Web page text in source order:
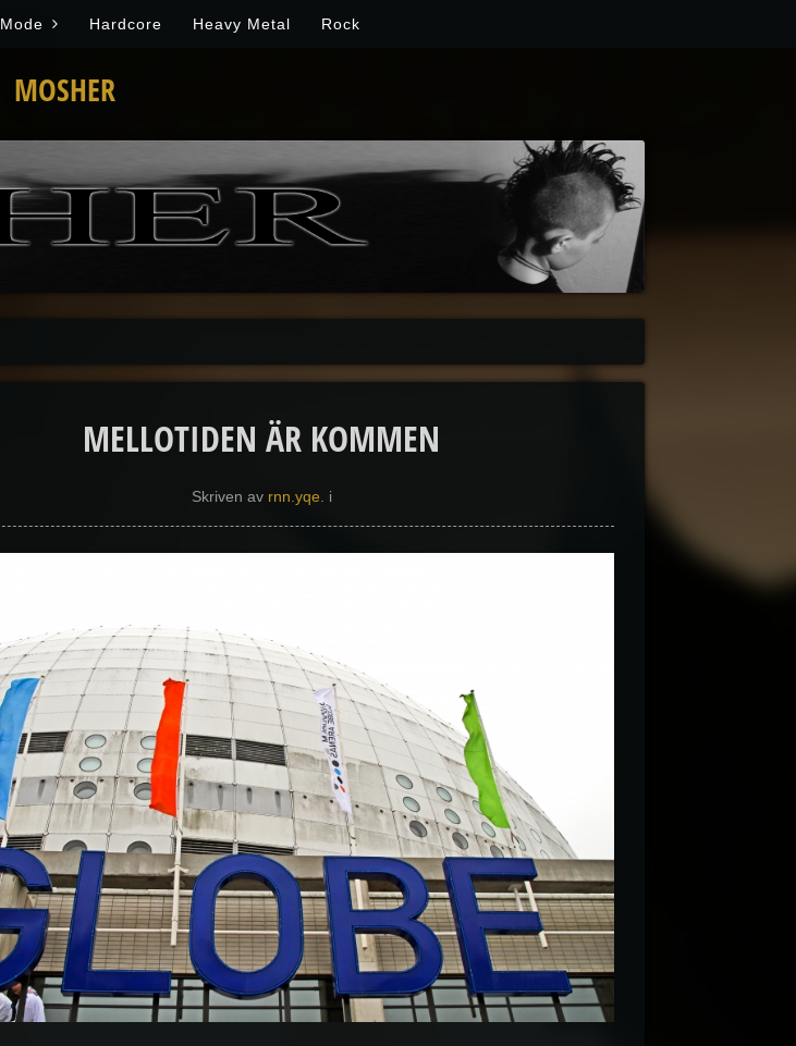
Mode Hardcore Heavy Metal Rock
MOSHER
MELLOTIDEN ÄR KOMMEN
Skriven av rnn.yqe. i